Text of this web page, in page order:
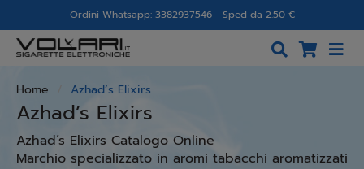
Ordini Whatsapp: 3382937546 - Sped da 2.50 €
Home Azhad’s Elixirs
Azhad’s Elixirs
Azhad’s Elixirs Catalogo Online
Marchio specializzato in aromi tabacchi aromatizzati